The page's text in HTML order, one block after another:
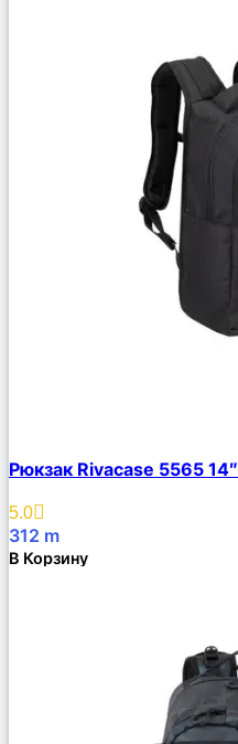
Описание
Избранное
Рюкзак Rivacase 5565 14″
5.0
312 m
В Корзину